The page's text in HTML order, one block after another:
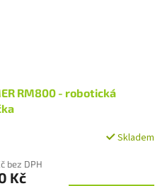
RM800 - robotická
Skladem
bez DPH
Kč